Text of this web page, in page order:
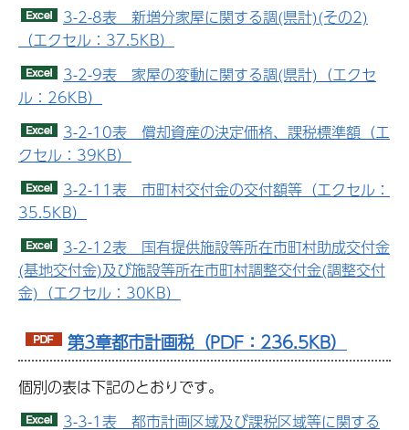
3-2-8表 新増分家屋に関する調(県計)(その2)
（エクセル：37.5KB）
3-2-9表 家屋の変動に関する調(県計)（エクセ
ル：26KB）
3-2-10表 償却資産の決定価格、課税標準額（エ
クセル：39KB）
3-2-11表 市町村交付金の交付額等（エクセル：
35.5KB）
3-2-12表 国有提供施設等所在市町村助成交付金
(基地交付金)及び施設等所在市町村調整交付金(調整交付
金)（エクセル：30KB）
第3章都市計画税（PDF：236.5KB）
個別の表は下記のとおりです。
3-3-1表 都市計画区域及び課税区域等に関する